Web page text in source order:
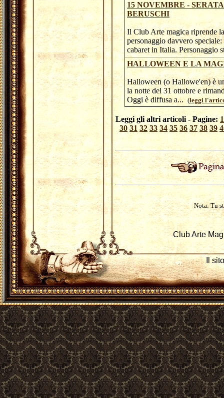
15 NOVEMBRE -
BERUSCHI
Il Club Arte magica riprende
personaggio davvero
cabaret in Italia. Personaggio
HALLOWEEN E LA
Halloween (o Hallowe'en) è
la notte del 31 ottobre e
Oggi è diffusa a... (leggi
Leggi gli altri articoli - Pagine: 1
30 31 32 33 34 35 36 37 38 39
Nota: Tu
Club Arte
Il